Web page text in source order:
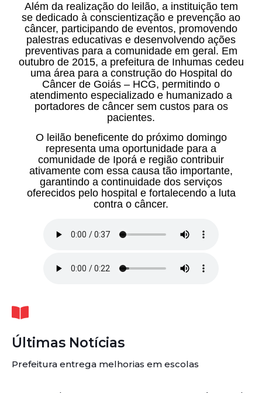
Além da realização do leilão, a instituição tem
se dedicado à conscientização e prevenção ao
câncer, participando de eventos, promovendo
palestras educativas e desenvolvendo ações
preventivas para a comunidade em geral. Em
outubro de 2015, a prefeitura de Inhumas cedeu
uma área para a construção do Hospital do
Câncer de Goiás – HCG, permitindo o
atendimento especializado e humanizado a
portadores de câncer sem custos para os
pacientes.
O leilão beneficente do próximo domingo
representa uma oportunidade para a
comunidade de Iporá e região contribuir
ativamente com essa causa tão importante,
garantindo a continuidade dos serviços
oferecidos pelo hospital e fortalecendo a luta
contra o câncer.
Últimas Notícias
Prefeitura entrega melhorias em escolas